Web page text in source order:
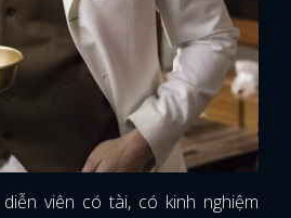
x
NHẬP
viên có tài, có kinh nghiệm